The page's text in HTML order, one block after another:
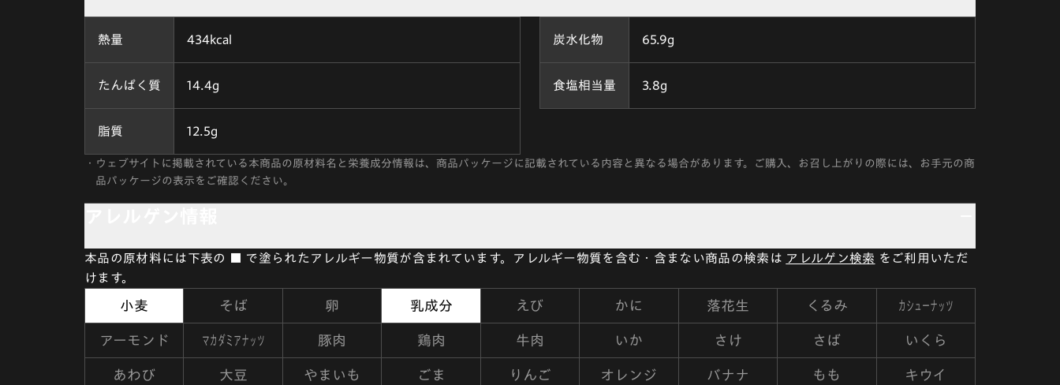
熱量 434kcal
たんぱく質 14.4g
脂質 12.5g
炭水化物 65.9g
食塩相当量 3.8g
・ ウェブサイトに掲載されている本商品の原材料名と栄養成分情報は、商品パッケージに記載されている内容と異なる場合があります。ご購入、お召し上がりの際には、お手元の商
品パッケージの表示をご確認ください。
本品の原材料には下表の ■ で塗られたアレルギー物質が含まれています。アレルギー物質を含む・含まない商品の検索は アレルゲン検索 をご利用いただ
けます。
小麦 そば 卵 乳成分 えび かに 落花生 くるみ カシューナッツ
アーモンド マカダミアナッツ 豚肉 鶏肉 牛肉 いか さけ さば いくら
あわび 大豆 やまいも ごま りんご オレンジ バナナ もも キウイ